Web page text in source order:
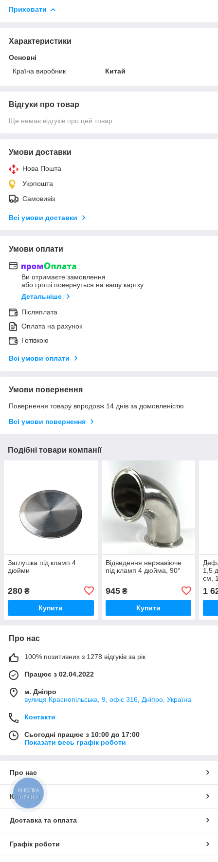
Приховати
Характеристики
Основні
Країна виробник
Китай
Відгуки про товар
Ще немає відгуків про цей товар
Умови доставки
Нова Пошта
Укрпошта
Самовивіз
Всі умови доставки
Умови оплати
Ви отримаєте замовлення
або гроші повернуться на вашу картку
Детальніше
Післяплата
Оплата на рахунок
Готівкою
Всі умови оплати
Умови повернення
Повернення товару впродовж 14 днів за домовленістю
Всі умови повернення
Подібні товари компанії
Заглушка під кламп 4
дюйми
280 ₴
Купити
Відведення нержавіюче
під кламп 4 дюйма, 90°
945₴
Купити
1,5
см,
1
Про нас
100% позитивних з 1278 відгуків за рік
Працює з 02.04.2022
м. Дніпро
вулиця Краснопільська, 9, офіс 316, Дніпро, Україна
Контакти
Сьогодні працює з 10:00 до 17:00
Показати весь графік роботи
Про нас
Контакти
Доставка та оплата
Графік роботи
КНОПКА
ЗВ'ЯЗКУ